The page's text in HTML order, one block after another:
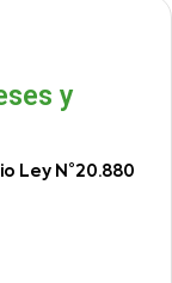
y
Ley N°20.880